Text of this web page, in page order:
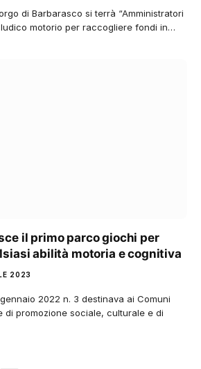
di Barbarasco si terrà “Amministratori
ludico motorio per raccogliere fondi in…
il primo parco giochi per
abilità motoria e cognitiva
2023
2022 n. 3 destinava ai Comuni
di promozione sociale, culturale e di